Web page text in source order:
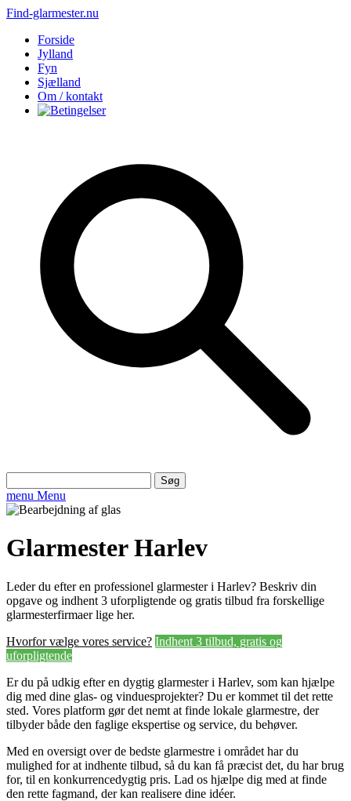
Find-glarmester.nu
Forside
Jylland
Fyn
Sjælland
Om / kontakt
efter:
menu Menu
Glarmester Harlev
Leder du efter en professionel glarmester i Harlev? Beskriv din
opgave og indhent 3 uforpligtende og gratis tilbud fra forskellige
glarmesterfirmaer lige her.
Hvorfor vælge vores service? Indhent 3 tilbud, gratis og
uforpligtende
Er du på udkig efter en dygtig glarmester i Harlev, som kan hjælpe
dig med dine glas- og vinduesprojekter? Du er kommet til det rette
sted. Vores platform gør det nemt at finde lokale glarmestre, der
tilbyder både den faglige ekspertise og service, du behøver.
Med en oversigt over de bedste glarmestre i området har du
mulighed for at indhente tilbud, så du kan få præcist det, du har brug
for, til en konkurrencedygtig pris. Lad os hjælpe dig med at finde
den rette fagmand, der kan realisere dine idéer.